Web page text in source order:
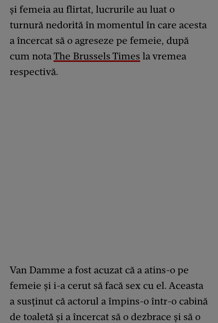
și femeia au flirtat, lucrurile au luat o
turnură nedorită în momentul în care acesta
a încercat să o agreseze pe femeie, după
cum notaThe Brussels Times la vremea
respectivă.
Van Damme a fost acuzat că a atins-o pe
femeie și i-a cerut să facă sex cu el. Aceasta
a susținut că actorul a împins-o într-o cabină
de toaletă și a încercat să o dezbrace și să o